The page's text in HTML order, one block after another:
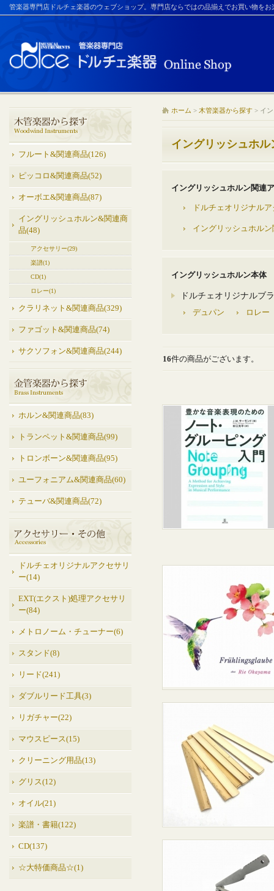
管楽器専門店ドルチェ楽器のウェブショップ。専門店ならではの品揃えでお買い物を
フルート&関連商品(126)
ピッコロ&関連商品(52)
オーボエ&関連商品(87)
イングリッシュホルン&関連商
品(48)
アクセサリー(29)
楽譜(1)
CD(1)
ロレー(1)
クラリネット&関連商品(329)
ファゴット&関連商品(74)
サクソフォン&関連商品(244)
ホルン&関連商品(83)
トランペット&関連商品(99)
トロンボーン&関連商品(95)
ユーフォニアム&関連商品(60)
テューバ&関連商品(72)
ドルチェオリジナルアクセサリ
ー(14)
EXT(エクスト)処理アクセサリ
ー(84)
メトロノーム・チューナー(6)
スタンド(8)
リード(241)
ダブルリード工具(3)
リガチャー(22)
マウスピース(15)
クリーニング用品(13)
グリス(12)
オイル(21)
楽譜・書籍(122)
CD(137)
☆大特価商品☆(1)
ホーム > 木管楽器から探す > イ
イングリッシュホ
イングリッシュホルン関連
ドルチェオリジナル
イングリッシュホルン
イングリッシュホルン本体
ドルチェオリジナルブ
デュパン ロレー
16件の商品がございます。